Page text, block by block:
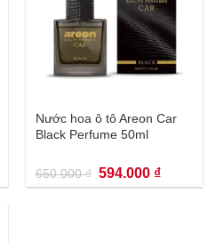
Nước hoa ô tô Areon Car
Black Perfume 50ml
650.000₫ Giá
gốc
là:
594.000 ₫Giá
hiện
tại